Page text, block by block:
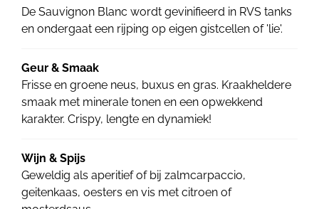
De Sauvignon Blanc wordt gevinifieerd in RVS tanks
en ondergaat een rijping op eigen gistcellen of 'lie'.
Geur & Smaak
Frisse en groene neus, buxus en gras. Kraakheldere
smaak met minerale tonen en een opwekkend
karakter. Crispy, lengte en dynamiek!
Wijn & Spijs
Geweldig als aperitief of bij zalmcarpaccio,
geitenkaas, oesters en vis met citroen of